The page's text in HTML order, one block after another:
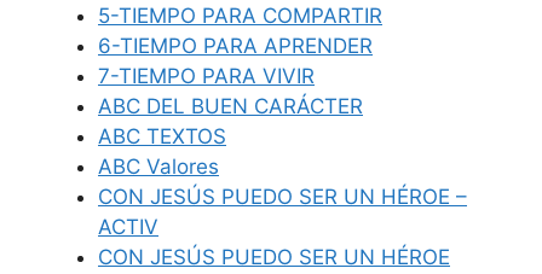
5-TIEMPO PARA COMPARTIR
6-TIEMPO PARA APRENDER
7-TIEMPO PARA VIVIR
ABC DEL BUEN CARÁCTER
ABC TEXTOS
ABC Valores
CON JESÚS PUEDO SER UN HÉROE –
ACTIV
CON JESÚS PUEDO SER UN HÉROE